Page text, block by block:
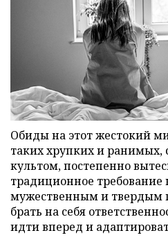
Обиды на этот жестокий
таких хрупких и ранимых,
культом, постепенно
традиционное требование
мужественным и твердым
брать на себя
идти вперед и